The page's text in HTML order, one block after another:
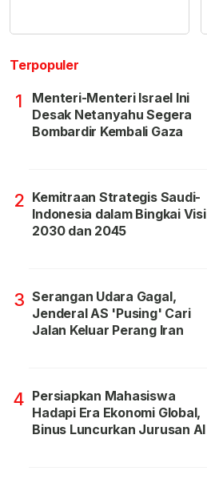
Terpopuler
1
Menteri-Menteri Israel Ini
Desak Netanyahu Segera
Bombardir Kembali Gaza
2 Kemitraan Strategis Saudi-
Indonesia dalam Bingkai Visi
2030 dan 2045
3 Serangan Udara Gagal,
Jenderal AS 'Pusing' Cari
Jalan Keluar Perang Iran
4 Persiapkan Mahasiswa
Hadapi Era Ekonomi Global,
Binus Luncurkan Jurusan AI